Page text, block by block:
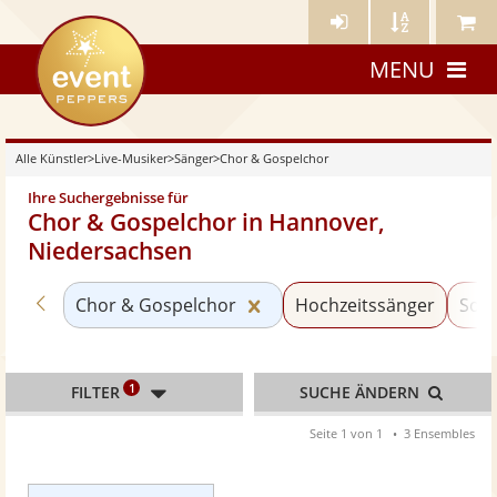
Künstler- Künstler Meine
eventpeppers
MENU
Alle Künstler>Live-Musiker>Sänger>Chor & Gospelchor
Ihre Suchergebnisse für
Chor & Gospelchor in Hannover,
Niedersachsen
Zurück zu «Sänger»
Chor & Gospelchor Kategorie «Chor &
Hochzeitssänger
FILTER 1 SUCHE ÄNDERN
Seite 1 von 1 3 Ensembles